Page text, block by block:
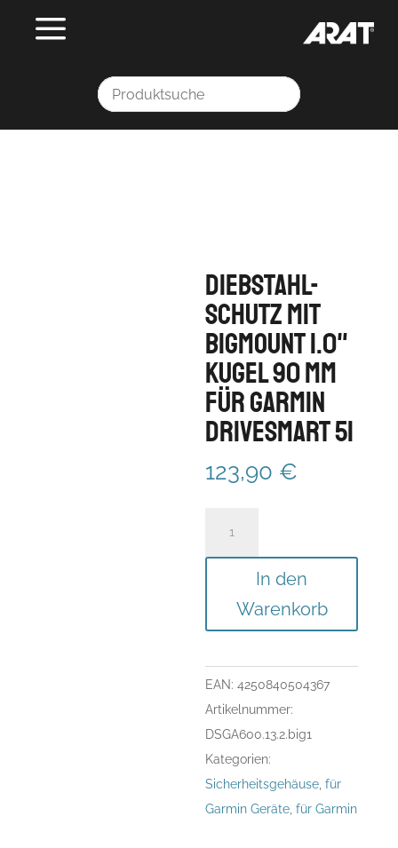
Diebstahl-
Schutz mit
BIGmount 1.0"
Kugel 90 mm
für GARMIN
DriveSmart 51
123,90 €
90
mm
für
GARMIN
DriveSmart
51
Menge
In den
Warenkorb
EAN:4250840504367
Artikelnummer:
DSGA600.13.2.big1
Kategorien:
Sicherheitsgehäuse ,für
Garmin Geräte ,für Garmin